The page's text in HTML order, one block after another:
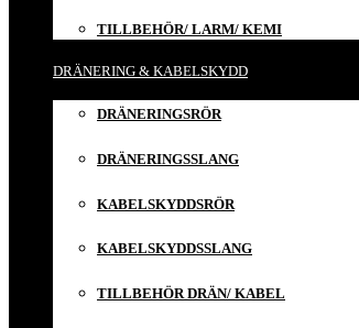
TILLBEHÖR/ LARM/ KEMI
DRÄNERING & KABELSKYDD
DRÄNERINGSRÖR
DRÄNERINGSSLANG
KABELSKYDDSRÖR
KABELSKYDDSSLANG
TILLBEHÖR DRÄN/ KABEL